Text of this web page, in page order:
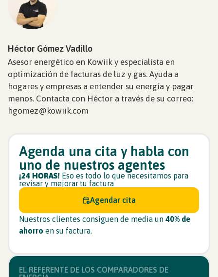
Héctor Gómez Vadillo
Asesor energético en Kowiik y especialista en
optimización de facturas de luz y gas. Ayuda a
hogares y empresas a entender su energía y pagar
menos. Contacta con Héctor a través de su correo:
hgomez@kowiik.com
Agenda una cita y habla con
uno de nuestros agentes
¡24 HORAS!Eso es todo lo que necesitamos para
revisar y mejorar tu factura
Agendar cita
Nuestros clientes consiguen de media un 40% de
ahorro en su factura.
EL REFERENTE DE LOS COMPARADORES DE